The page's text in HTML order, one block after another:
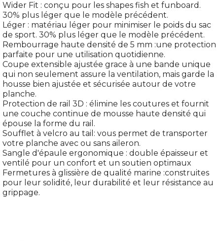
Wider Fit : conçu pour les shapes fish et funboard.
30% plus léger que le modèle précédent.
Léger : matériau léger pour minimiser le poids du sac
de sport. 30% plus léger que le modèle précédent.
Rembourrage haute densité de 5 mm :une protection
parfaite pour une utilisation quotidienne.
Coupe extensible ajustée grace à une bande unique
qui non seulement assure la ventilation, mais garde la
housse bien ajustée et sécurisée autour de votre
planche.
Protection de rail 3D : élimine les coutures et fournit
une couche continue de mousse haute densité qui
épouse la forme du rail.
Soufflet à velcro au tail: vous permet de transporter
votre planche avec ou sans aileron.
Sangle d'épaule ergonomique : double épaisseur et
ventilé pour un confort et un soutien optimaux
Fermetures à glissière de qualité marine :construites
pour leur solidité, leur durabilité et leur résistance au
grippage.